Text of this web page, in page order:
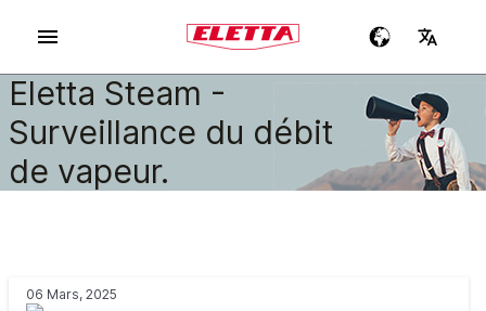
Eletta Steam -
Surveillance du débit
de vapeur.
06 Mars, 2025